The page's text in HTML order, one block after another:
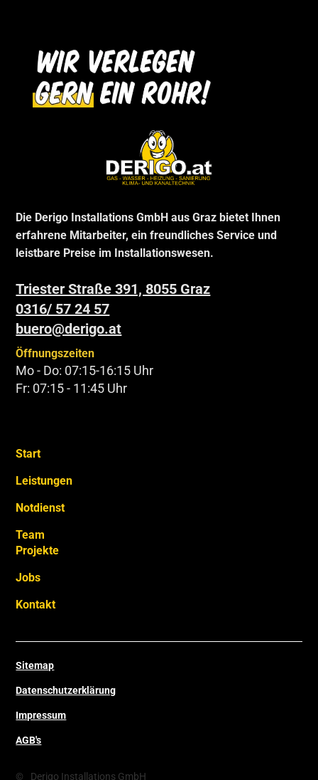
Die Derigo Installations GmbH aus Graz bietet Ihnen
erfahrene Mitarbeiter, ein freundliches Service und
leistbare Preise im Installationswesen.
Triester Straße 391, 8055 Graz
0316/ 57 24 57
buero@derigo.at
Öffnungszeiten
Mo - Do: 07:15-16:15 Uhr
Fr: 07:15 - 11:45 Uhr
Start
Leistungen
Notdienst
Team
Projekte
Jobs
Kontakt
Sitemap
Datenschutzerklärung
Impressum
AGB's
© Derigo Installations GmbH